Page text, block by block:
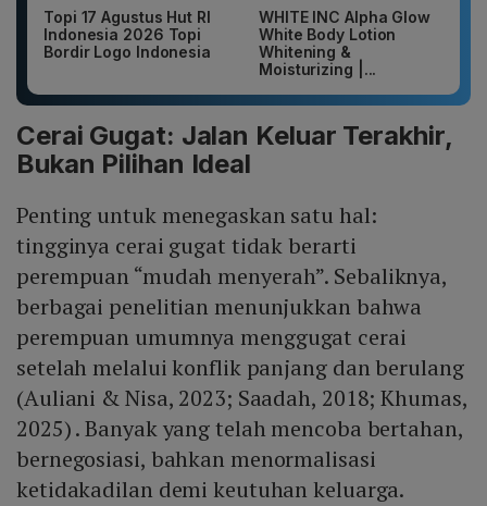
Topi 17 Agustus Hut RI
Indonesia 2026 Topi
Bordir Logo Indonesia
WHITE INC Alpha Glow
White Body Lotion
Whitening &
Moisturizing |...
Cerai Gugat: Jalan Keluar Terakhir,
Bukan Pilihan Ideal
Penting untuk menegaskan satu hal:
tingginya cerai gugat tidak berarti
perempuan “mudah menyerah”. Sebaliknya,
berbagai penelitian menunjukkan bahwa
perempuan umumnya menggugat cerai
setelah melalui konflik panjang dan berulang
(Auliani & Nisa, 2023; Saadah, 2018; Khumas,
2025) . Banyak yang telah mencoba bertahan,
bernegosiasi, bahkan menormalisasi
ketidakadilan demi keutuhan keluarga.